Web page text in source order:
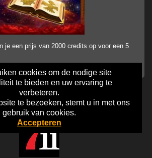
cookies om de nodige site
te bieden en uw ervaring te
verbeteren.
te bezoeken, stemt u in met ons
gebruik van cookies.
Accepteren
je een prijs van 2000 credits op voor een 5
Disclaimer Gok Info